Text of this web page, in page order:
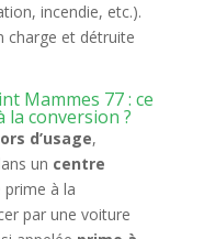
incendie, etc.).
charge et détruite
Mammes 77 : ce
la conversion ?
d’usage,
un centre
prime à la
par une voiture